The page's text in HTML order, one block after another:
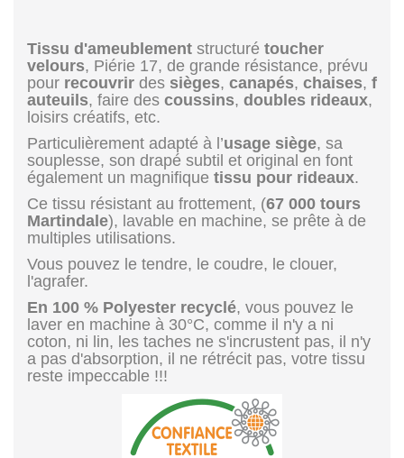
Tissu d'ameublement structuré toucher
velours, Piérie 17, de grande résistance, prévu
pour recouvrir des sièges, canapés, chaises, f
auteuils, faire des coussins, doubles rideaux,
loisirs créatifs, etc.
Particulièrement adapté à l’usage siège, sa
souplesse, son drapé subtil et original en font
également un magnifique tissu pour rideaux.
Ce tissu résistant au frottement, (67 000 tours
Martindale), lavable en machine, se prête à de
multiples utilisations.
Vous pouvez le tendre, le coudre, le clouer,
l'agrafer.
En 100 % Polyester recyclé, vous pouvez le
laver en machine à 30°C, comme il n'y a ni
coton, ni lin, les taches ne s'incrustent pas, il n'y
a pas d'absorption, il ne rétrécit pas, votre tissu
reste impeccable !!!